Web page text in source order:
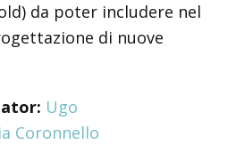
da poter includere nel
di nuove
Ugo
Coronnello